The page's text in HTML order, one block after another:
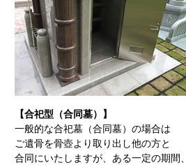
【合祀型（合同墓）】
一般的な合祀墓（合同墓）の場合は
ご遺骨を骨壺より取り出し他の方と
合同にいたしますが、ある一定の期間、